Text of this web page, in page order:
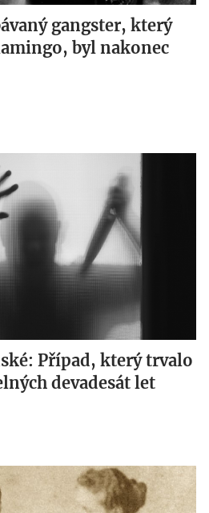
gangster, který
byl nakonec
Případ, který trvalo
devadesát let